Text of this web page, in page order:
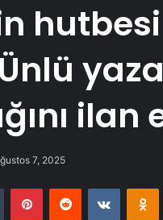
Ünlü
ilan
7, 2025
Tumblr PinterestReddit